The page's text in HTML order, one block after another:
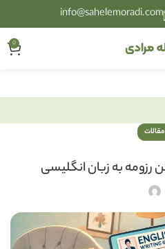
info@sahelemoradi.com
0
مقالات